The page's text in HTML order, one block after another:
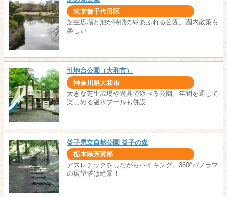
東京都千代田区
芝生広場と池が特徴の緑あふれる公園。園内散策も
楽しい
引地台公園（大和市）
神奈川県大和市
大きな芝生広場や遊具で遊べる公園。年間を通して
楽しめる温水プールも併設
益子県立自然公園 益子の森
栃木県芳賀郡
アスレチックをしながらハイキング。360°パノラマ
の展望塔は絶景！